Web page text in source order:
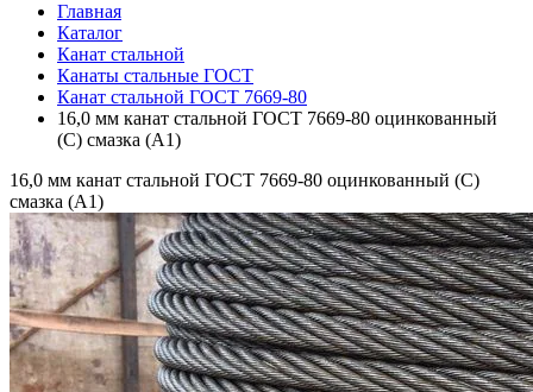
Главная
Каталог
Канат стальной
Канаты стальные ГОСТ
Канат стальной ГОСТ 7669-80
16,0 мм канат стальной ГОСТ 7669-80 оцинкованный
(С) смазка (А1)
16,0 мм канат стальной ГОСТ 7669-80 оцинкованный (С)
смазка (А1)